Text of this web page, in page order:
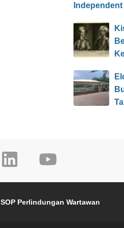
Independent
SOP Perlindungan Wartawan